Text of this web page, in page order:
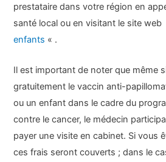
prestataire dans votre région en
santé local ou en visitant le site
enfants « .
Il est important de noter que même
gratuitement le vaccin anti-
ou un enfant dans le cadre du
contre le cancer, le médecin
payer une visite en cabinet. Si vous
ces frais seront couverts ; dans le